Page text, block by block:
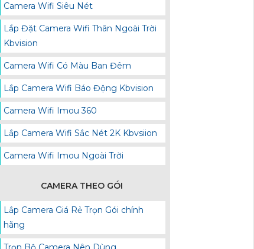
Camera Wifi Siêu Nét
Lắp Đặt Camera Wifi Thân Ngoài Trời
Kbvision
Camera Wifi Có Màu Ban Đêm
Lắp Camera Wifi Báo Động Kbvision
Camera Wifi Imou 360
Lắp Camera Wifi Sắc Nét 2K Kbvsiion
Camera Wifi Imou Ngoài Trời
CAMERA THEO GÓI
Lắp Camera Giá Rẻ Trọn Gói chính
hãng